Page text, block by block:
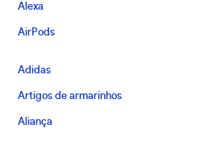
Alexa
AirPods
Adidas
Artigos de armarinhos
Aliança